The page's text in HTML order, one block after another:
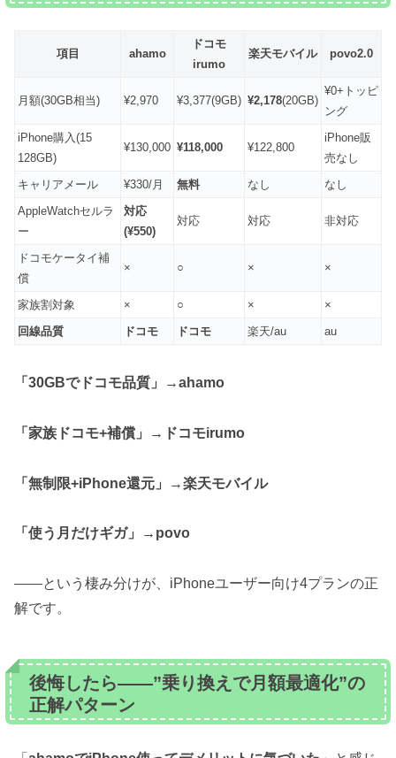
項目 ahamo
ドコモ
irumo
楽天モバイル povo2.0
月額(30GB相当) ¥2,970 ¥3,377(9GB) ¥2,178(20GB)
¥0+トッピ
ング
iPhone購入(15
128GB)
¥130,000 ¥118,000 ¥122,800
iPhone販
売なし
キャリアメール
¥330/月 無料 なし
なし
AppleWatchセルラ
ー
対応
(¥550)
対応 対応 非対応
ドコモケータイ補
償
× ○ × ×
家族割対象 × ○ ×
×
回線品質
ドコモ ドコモ 楽天/au au
「30GBでドコモ品質」→ahamo
「家族ドコモ+補償」→ドコモirumo
「無制限+iPhone還元」→楽天モバイル
「使う月だけギガ」→povo
——という棲み分けが、iPhoneユーザー向け4プランの正
解です。
後悔したら——”乗り換えで月額最適化”の
正解パターン